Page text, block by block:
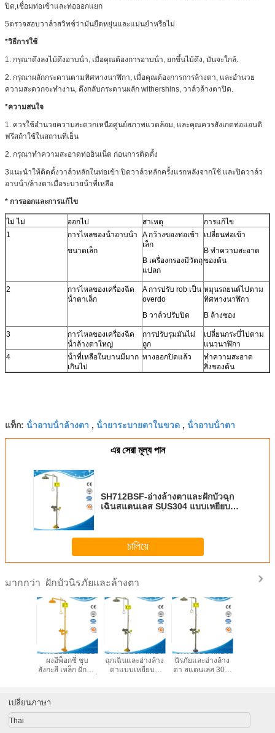
ปิด,เชื่อมท่อเข้าและท่อออกแยก
5ตรวจสอบวาล์วสวิทช์ว่ามันยืดหยุ่นและแม่นยําหรือไม่
*วิธีการใช้
1. กรุณาดึงลงไม้ดึงอาบน้ํา, เมื่อคุณต้องการอาบน้ํา, ยกขึ้นไม้ดึง, มันจะใกล้.
2. กรุณาผลักกระดานตามทิศทางนาฬิกา, เมื่อคุณต้องการการล้างตา, และอํานวย
ความสะดวกจะทํางาน, ดึงกลับกระดานผลัก withershins, วาล์วล้างตาปิด.
*ความสนใจ
1. ควรใช้อํานวยความสะดวกเหนือศูนย์สภาพแวดล้อม, และคุณควรสังเกตท่อแอนติ
ฟรีสถ้าใช้ในสถานที่เย็น
2. กรุณาทําความสะอาดท่ออินเน็ต ก่อนการติดตั้ง
3แนะนําให้ติดตั้งวาล์วหลักในท่อเข้า ปิดวาล์วหลักครั้งแรกหลังจากใช้ และปิดวาล์ว
อาบน้ํา/ล้างตาเมื่อระบายน้ําที่เหลือ
* การออกและการแก้ไข
ไม่ ไม่ ออกไป สาเหตุ
การแก้ไข
1
การไหลของน้ําอาบน้ํา
ขนาดเล็ก
A กว้างของท่อเข้า
เล็ก
B เครื่องกรองมีวัตถุ
แปลก
เปลี่ยนท่อเข้า
B ทําความสะอาด
ของต้น
2
การไหลของเครื่องฉีด
น้ําตาเล็ก
A การปรับ rob เป็น
overdo
B วาล์วปรับปิด
หมุนรถยนต์ไปตาม
ทิศทางนาฬิกา
B ล้างซอง
3
การไหลของเครื่องฉีด
น้ําล้างตาใหญ่
การปรับรุมมันไม่
ถูก
เปลี่ยนกระบี่ไปตาม
แนวนาฬิกา
4
น้ําที่เหลือในบานมีมาก
เกินไป
ทางออกปิดแล้ว
ทําความสะอาด
สิ่งของต้น
แท็ก: น้ําอาบน้ําล้างตา , น้ํายาระบายตาในขวด , น้ําอาบน้ําตา
এর সেরা মূল্য পান
SH712BSF-อ่างล้างตาและฝักบัวฉุก
เฉินสแตนเลส SUS304 แบบเหยียบ
চালিয়ে
มากกว่า ฝักบัวนิรภัยและล้างตา
ฉุกเฉิน
รับสถาน
าน
SH712BF-เคลือบ
ผงอีพ็อกซี่ ชุบ
สังกะสี เหล็ก ฝักบัว
SH712BSF-ฝักบัว
ฉุกเฉินและอ่างล้าง
ตาแบบเหยียบส
อ่างล้างตา SS304
SH712BS-ฝักบัว
นิรภัยและอ่างล้าง
ตา สแตนเลส 304,
ตาตามมาตรฐาน
เปลี่ยนภาษา
Thai